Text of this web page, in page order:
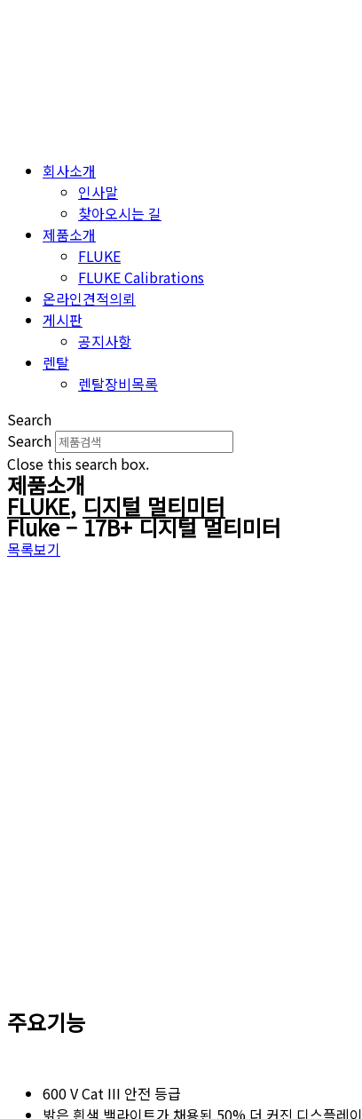
회사소개
인사말
찾아오시는 길
제품소개
FLUKE
FLUKE Calibrations
온라인견적의뢰
게시판
공지사항
렌탈
렌탈장비목록
Search
Search
Close this search box.
제품소개
FLUKE,디지털 멀티미터
Fluke – 17B+ 디지털 멀티미터
목록보기
주요기능
600 V Cat III 안전 등급
밝은 흰색 백라이트가 채용된 50% 더 커진 디스플레이